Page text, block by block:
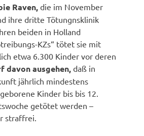
Raven,die im November
ihre dritte Tötungnsklinik
beiden in Holland
KZs“ tötet sie mit
etwa 6.300 Kinder vor deren
davon ausgehen,daß in
jährlich mindestens
Kinder bis bis 12.
getötet werden –
straffrei.